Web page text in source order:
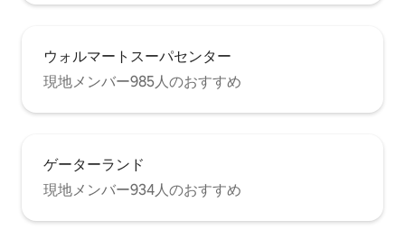
ウォルマートスーパセンター
現地メンバー985人のおすすめ
ゲーターランド
現地メンバー934人のおすすめ